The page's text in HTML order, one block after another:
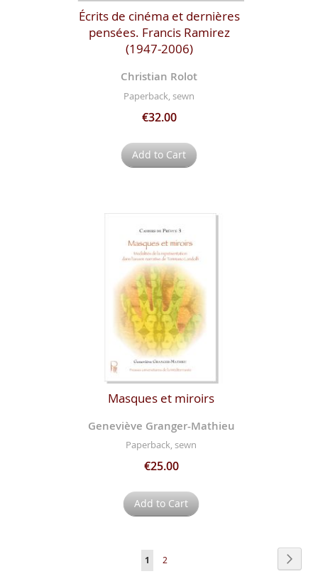
Écrits de cinéma et dernières
pensées. Francis Ramirez
(1947-2006)
Christian Rolot
Paperback, sewn
€32.00
Add to Cart
Masques et miroirs
Geneviève Granger-Mathieu
Paperback, sewn
€25.00
Add to Cart
Page
You're
1 Page
2